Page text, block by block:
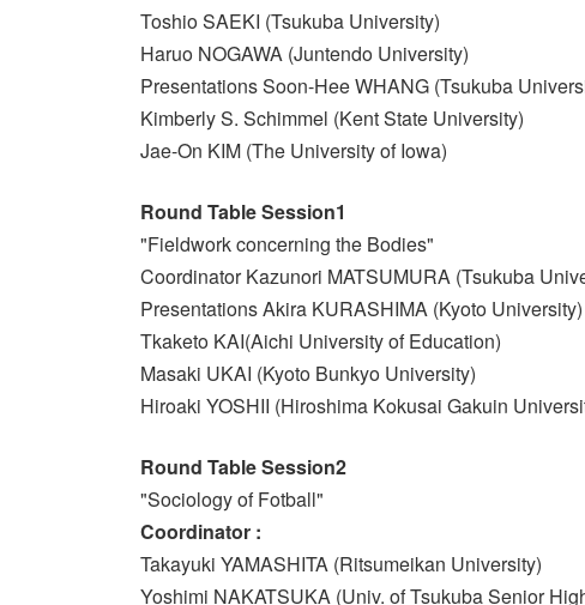
Toshio SAEKI (Tsukuba University)
Haruo NOGAWA (Juntendo University)
Presentations Soon-Hee WHANG (Tsukuba
Kimberly S. Schimmel (Kent State University)
Jae-On KIM (The University of Iowa)
Round Table Session1
"Fieldwork concerning the Bodies"
Coordinator Kazunori MATSUMURA (Tsukuba
Presentations Akira KURASHIMA (Kyoto University)
Tkaketo KAI(Aichi University of Education)
Masaki UKAI (Kyoto Bunkyo University)
Hiroaki YOSHII (Hiroshima Kokusai Gakuin
Round Table Session2
"Sociology of Fotball"
Coordinator :
Takayuki YAMASHITA (Ritsumeikan University)
Yoshimi NAKATSUKA (Univ. of Tsukuba Senior